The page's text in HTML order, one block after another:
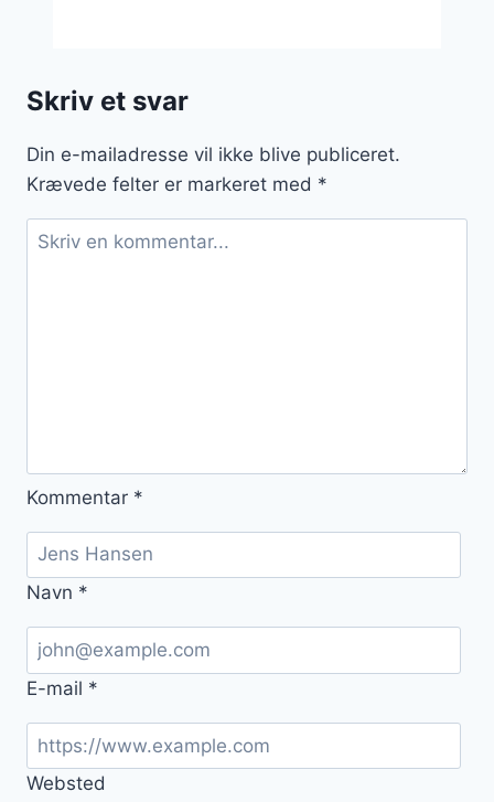
og
Skriv et svar
Din e-mailadresse vil ikke blive publiceret.
Krævede felter er markeret med *
Kommentar *
Navn *
E-mail *
Websted